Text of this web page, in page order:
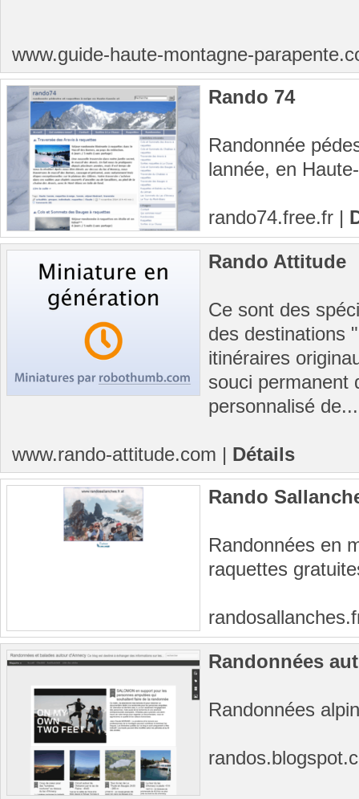
www.guide-haute-montagne-
Rando 74
Randonnée
lannée, en
rando74.free.fr |
Rando Attitude
Ce sont des
des destinations
itinéraires
souci permanent
personnalisé de...
www.rando-attitude.com | Détails
Rando
Randonnées en
raquettes
Randonnées
Randonnées